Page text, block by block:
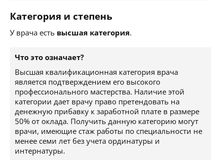
Категория и степень
У врача есть высшая категория.
Что это означает?
Высшая квалификационная категория врача
является подтверждением его высокого
профессионального мастерства. Наличие этой
категории дает врачу право претендовать на
денежную прибавку к заработной плате в размере
50% от оклада. Получить данную категорию могут
врачи, имеющие стаж работы по специальности не
менее семи лет без учета ординатуры и
интернатуры.